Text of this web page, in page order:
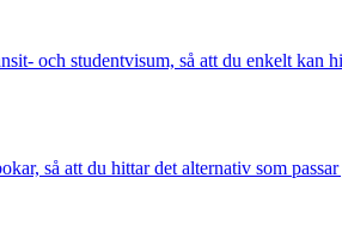
och studentvisum, så att du enkelt kan
så att du hittar det alternativ som